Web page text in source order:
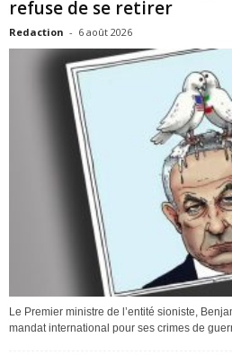
refuse de se retirer
Redaction - 6 août 2026
Le Premier ministre de l’entité sioniste,
mandat international pour ses crimes de